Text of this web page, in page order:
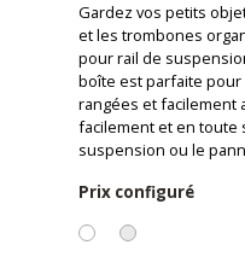
Gardez vos petits
et les trombones
pour rail de
boîte est parfaite
rangées et facilement
facilement et en toute
suspension ou le
Prix configuré